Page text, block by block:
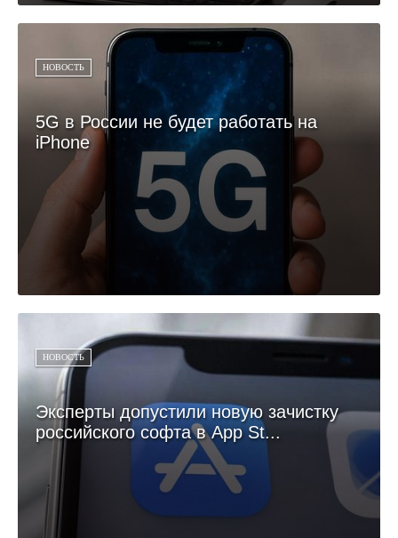
НОВОСТЬ
5G в России не будет работать на
iPhone
НОВОСТЬ
Эксперты допустили новую зачистку
российского софта в App St...